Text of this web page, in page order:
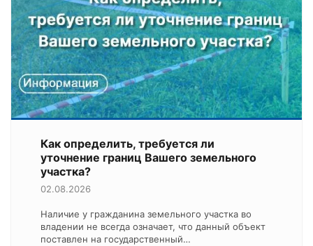
Как определить, требуется ли
уточнение границ Вашего земельного
участка?
02.08.2026
Наличие у гражданина земельного участка во
владении не всегда означает, что данный объект
поставлен на государственный…